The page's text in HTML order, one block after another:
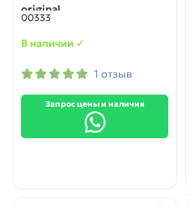
original
00333
В наличии ✓
1 отзыв
Запрос цены и наличия